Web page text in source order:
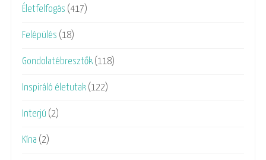
Életfelfogás (417)
Felépülés (18)
Gondolatébresztők (118)
Inspiráló életutak (122)
Interjú (2)
Kína (2)